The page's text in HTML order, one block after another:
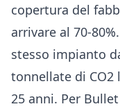
copertura del
arrivare al 70-
stesso impianto
tonnellate di CO2
25 anni. Per